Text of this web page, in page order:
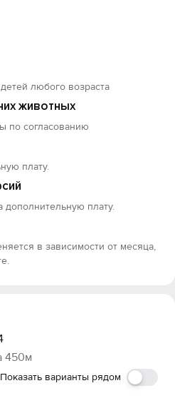
любого возраста
животных
по согласованию
плату.
дополнительную плату.
в зависимости от месяца,
450м
Показать варианты рядом